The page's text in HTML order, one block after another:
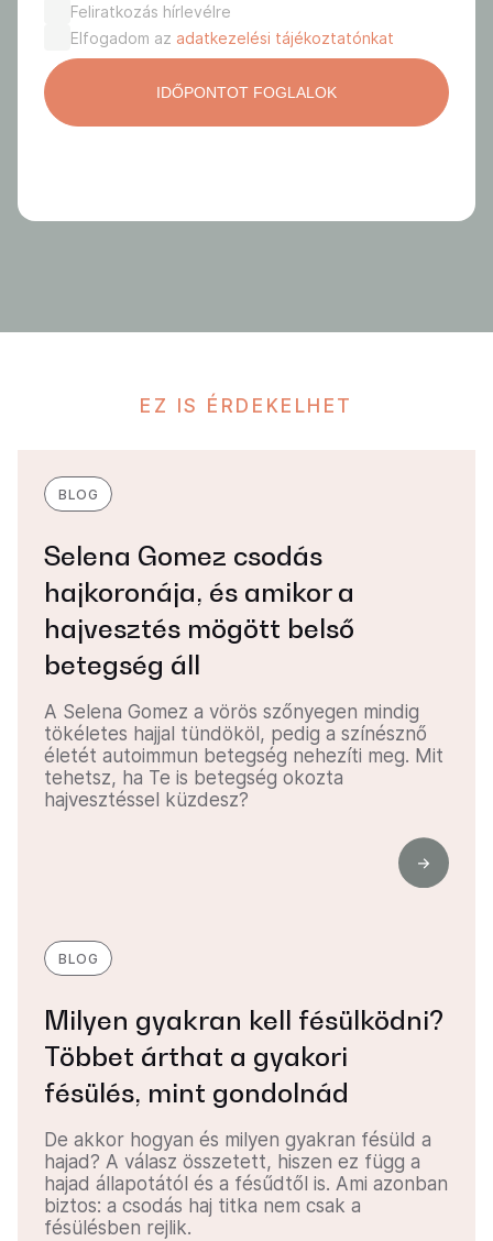
Feliratkozás hírlevélre
Elfogadom az adatkezelési tájékoztatónkat
EZ IS ÉRDEKELHET
BLOG
Selena Gomez csodás
hajkoronája, és amikor a
hajvesztés mögött belső
betegség áll
A Selena Gomez a vörös szőnyegen mindig
tökéletes hajjal tündököl, pedig a színésznő
életét autoimmun betegség nehezíti meg. Mit
tehetsz, ha Te is betegség okozta
hajvesztéssel küzdesz?
BLOG
Milyen gyakran kell fésülködni?
Többet árthat a gyakori
fésülés, mint gondolnád
De akkor hogyan és milyen gyakran fésüld a
hajad? A válasz összetett, hiszen ez függ a
hajad állapotától és a fésűdtől is. Ami azonban
biztos: a csodás haj titka nem csak a
fésülésben rejlik.